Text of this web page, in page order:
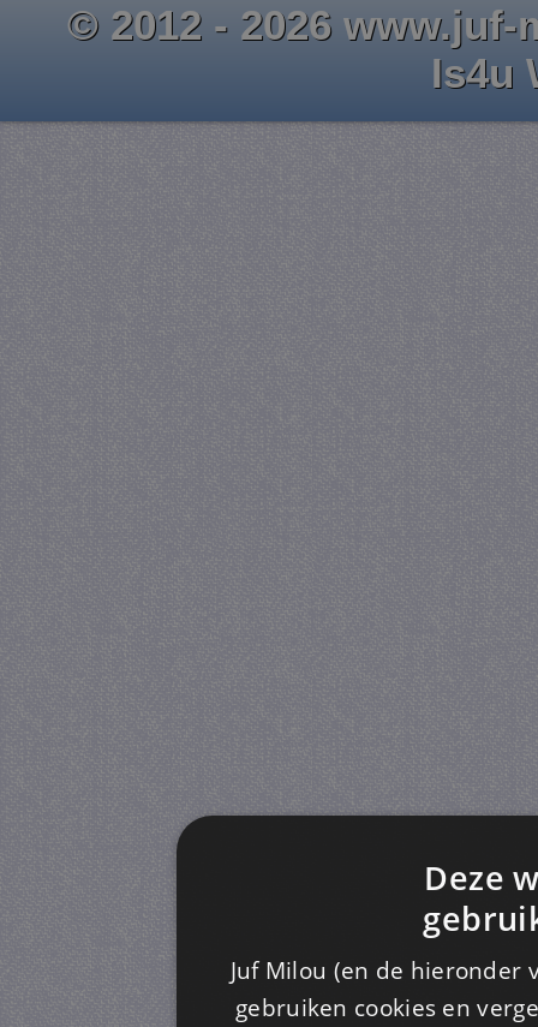
© 2012 - 2026
Is4u
Deze
Juf Milou (en de
gebruiken cookies en